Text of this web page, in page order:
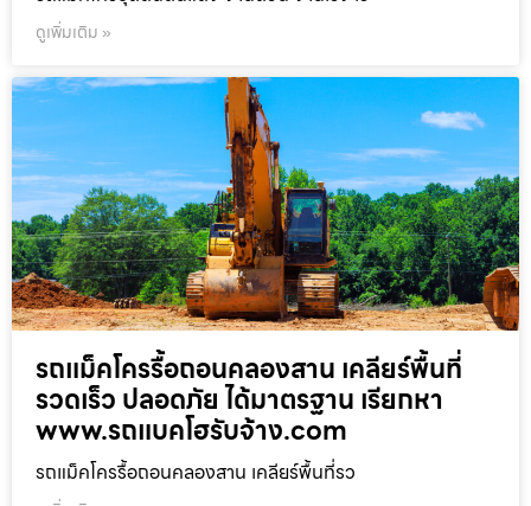
ดูเพิ่มเติม »
รถแม็คโครรื้อถอนคลองสาน เคลียร์พื้นที่
รวดเร็ว ปลอดภัย ได้มาตรฐาน เรียกหา
www.รถแบคโฮรับจ้าง.com
รถแม็คโครรื้อถอนคลองสาน เคลียร์พื้นที่รว